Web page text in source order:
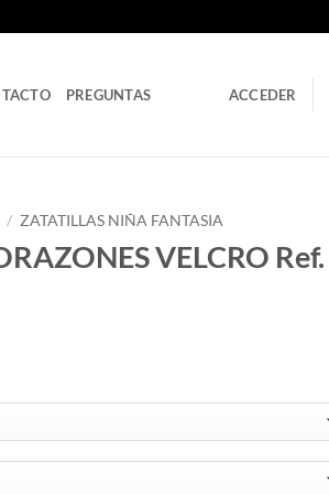
PREGUNTAS ACCEDER
/ ZATATILLAS NIÑA FANTASIA
VELCRO Ref.